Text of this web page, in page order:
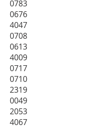
0783
0676
4047
0708
0613
4009
0717
0710
2319
0049
2053
4067